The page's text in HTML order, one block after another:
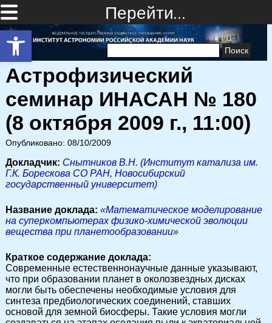
Открыть панель инструментов
Перейти…
Найти:
Астрофизический
семинар ИНАСАН № 180
(8 октября 2009 г., 11:00)
Опубликовано: 08/10/2009
Докладчик: Снытников В.Н. (Институт катализа им.
Г.К. Борескова СО РАН, Новосибирский
государственный университет)
Название доклада: «Математическое моделирование
на суперкомпьютерах физико-химической эволюции
вещества при планетообразовании»
Краткое содержание доклада:
Современные естественнонаучные данные указывают,
что при образовании планет в околозвездных дисках
могли быть обеспечены необходимые условия для
синтеза предбиологических соединений, ставших
основой для земной биосферы. Такие условия могли